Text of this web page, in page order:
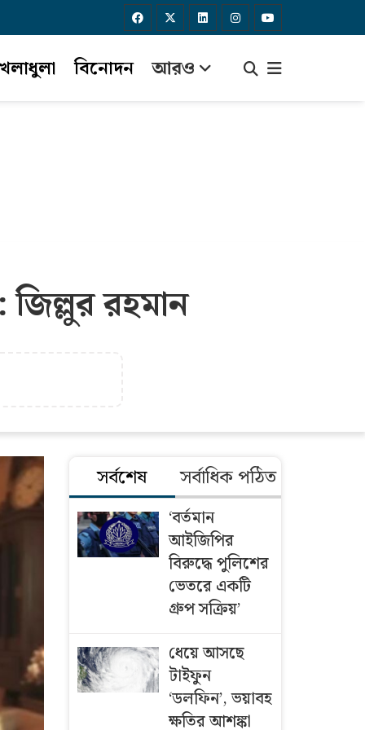
বিনোদন আরও
রহমান
সর্বশেষ সর্বাধিক পঠিত
‘বর্তমান
আইজিপির
বিরুদ্ধে পুলিশের
ভেতরে একটি
গ্রুপ সক্রিয়’
ধেয়ে আসছে
টাইফুন
‘ডলফিন’, ভয়াবহ
ক্ষতির আশঙ্কা